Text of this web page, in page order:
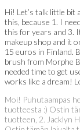
Hi! Let’s talk little bit
this, because 1. I
this for years and 3.
makeup shop and it
15 euros in Finland.
brush from Morphe
needed time to get
works like a dream!
Moi! Puhutaampas
tuotteesta :) Ostin
tuotteen, 2. Jacklyn